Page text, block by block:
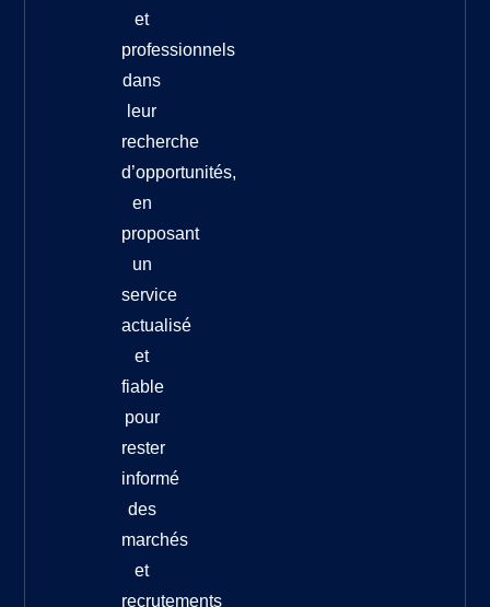
et
professionnels
dans
leur
recherche
d’opportunités,
en
proposant
un
service
actualisé
et
fiable
pour
rester
informé
des
marchés
et
recrutements